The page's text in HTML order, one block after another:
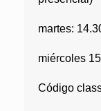
martes:
miércoles
Código